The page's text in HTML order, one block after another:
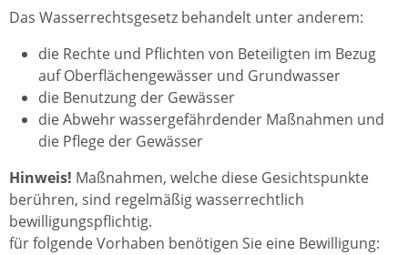
Das Wasserrechtsgesetz behandelt unter anderem:
die Rechte und Pflichten von Beteiligten im Bezug
auf Oberflächengewässer und Grundwasser
die Benutzung der Gewässer
die Abwehr wassergefährdender Maßnahmen und
die Pflege der Gewässer
Hinweis! Maßnahmen, welche diese Gesichtspunkte
berühren, sind regelmäßig wasserrechtlich
bewilligungspflichtig.
für folgende Vorhaben benötigen Sie eine Bewilligung: